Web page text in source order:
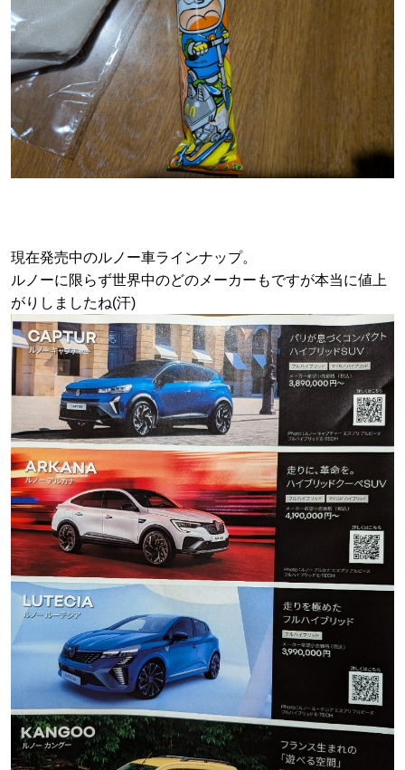
現在発売中のルノー車ラインナップ。
ルノーに限らず世界中のどのメーカーもですが本当に値上
がりしましたね(汗)